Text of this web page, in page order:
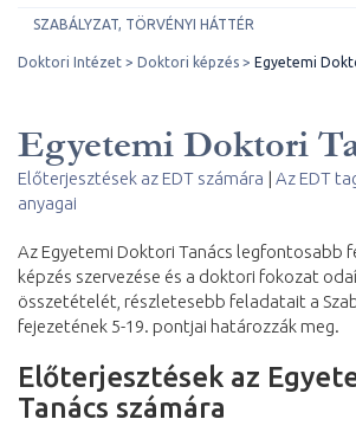
SZABÁLYZAT, TÖRVÉNYI HÁTTÉR
Doktori Intézet Doktori képzés Egyetemi
Egyetemi Doktori
Előterjesztések az EDT számára | Az EDT
anyagai
Az Egyetemi Doktori Tanács legfontosabb
képzés szervezése és a doktori fokozat
összetételét, részletesebb feladatait a
fejezetének 5-19. pontjai határozzák meg.
Előterjesztések az
Tanács számára